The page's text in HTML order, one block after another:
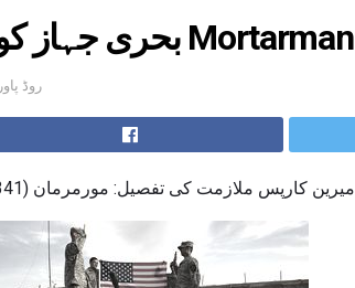
by روڈ پاور
میرین کارپس ملازمت کی تفصیل: مورمرمان (0341)